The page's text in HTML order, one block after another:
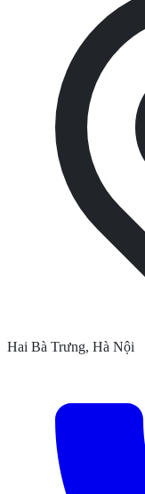
Hai Bà Trưng, Hà Nội